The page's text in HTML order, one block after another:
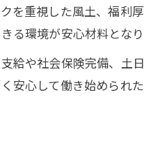
を重視した風土、福利
る環境が安心材料となり
給や社会保険完備、土
安心して働き始められ